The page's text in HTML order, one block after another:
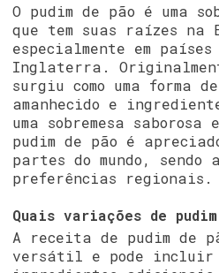
O pudim de pão é uma
que tem suas raízes na
especialmente em
Inglaterra.
surgiu como uma forma
amanhecido e
uma sobremesa
pudim de pão é
partes do mundo, sendo
preferências regionais.
Quais variações de
A receita de pudim de
versátil e pode incluir